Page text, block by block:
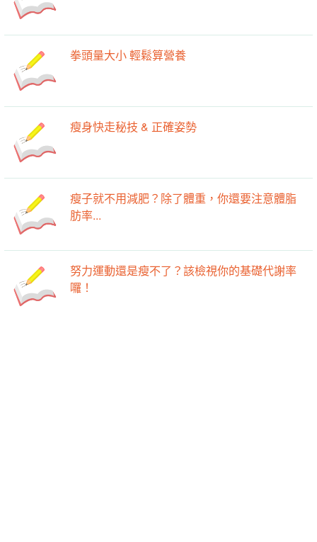
拳頭量大小 輕鬆算營養
瘦身快走秘技 & 正確姿勢
瘦子就不用減肥？除了體重，你還要注意體脂
肪率...
努力運動還是瘦不了？該檢視你的基礎代謝率
囉！